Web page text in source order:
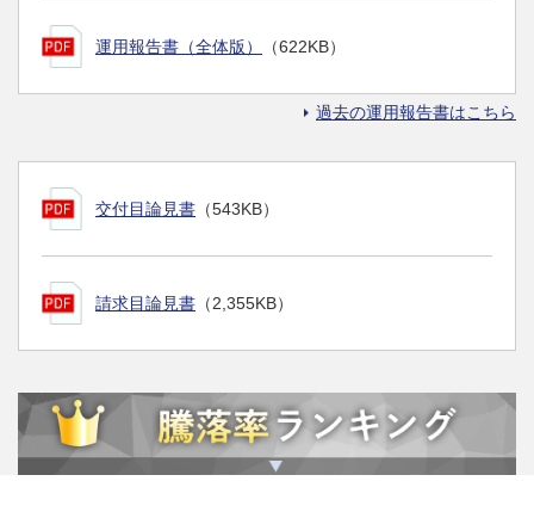
運用報告書（全体版） （622KB）
過去の運用報告書はこちら
交付目論見書 （543KB）
請求目論見書 （2,355KB）